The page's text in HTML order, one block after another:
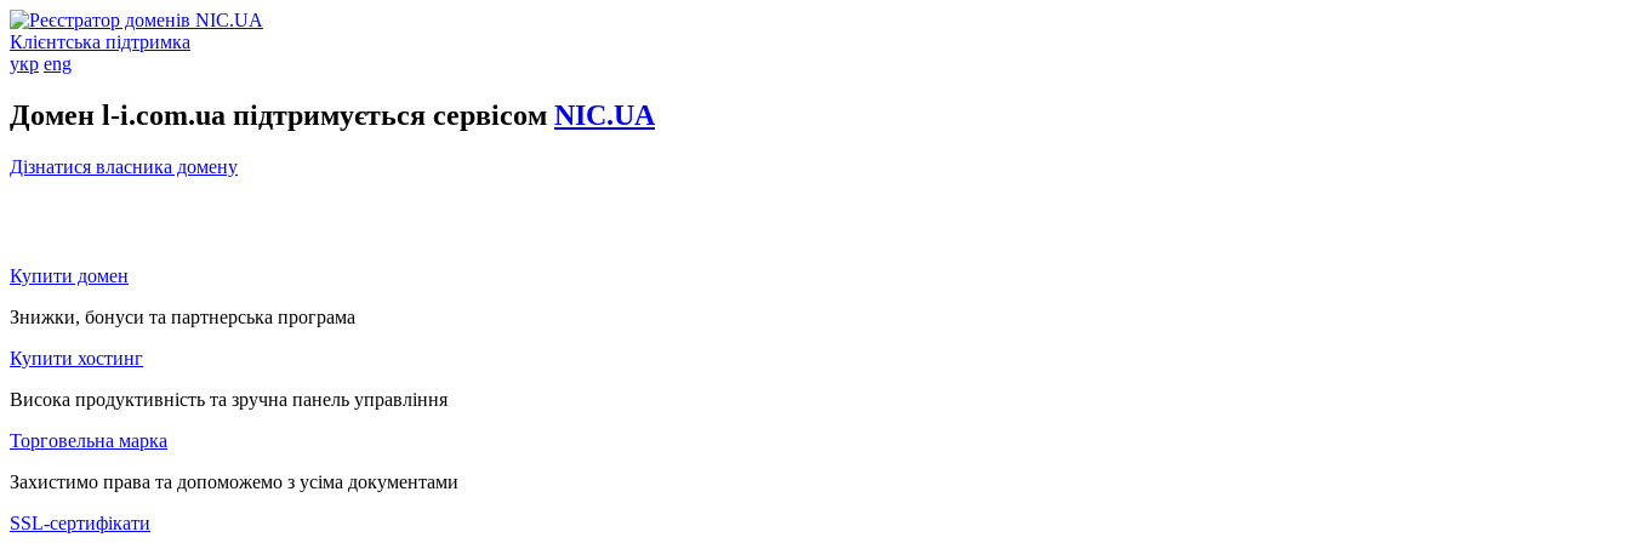
Клієнтська підтримка
укр eng
Домен l-i.com.ua підтримується сервісом NIC.UA
Дізнатися власника домену
Купити домен
Знижки, бонуси та партнерська програма
Купити хостинг
Висока продуктивність та зручна панель управління
Торговельна марка
Захистимо права та допоможемо з усіма документами
SSL-сертифікати